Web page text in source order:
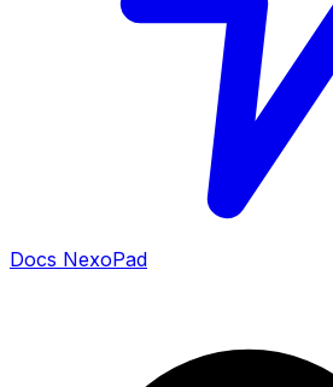
Docs NexoPad